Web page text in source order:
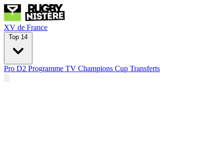
XV de France
Top 14
Pro D2 Programme TV Champions Cup Transferts